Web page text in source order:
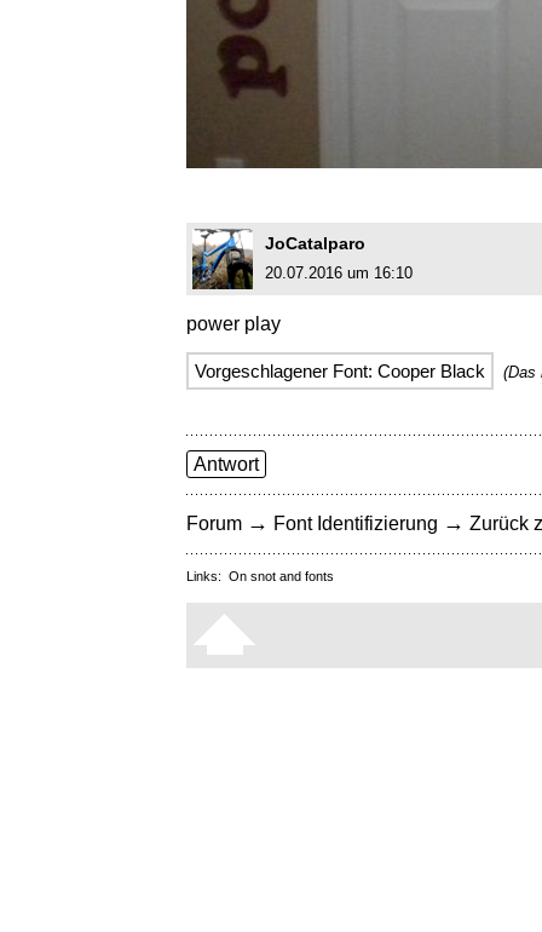
JoCatalparo
20.07.2016 um 16:10
power play
Vorgeschlagener Font: Cooper Black (Das
Antwort
Forum → Font Identifizierung → Zurück
Links: On snot and fonts